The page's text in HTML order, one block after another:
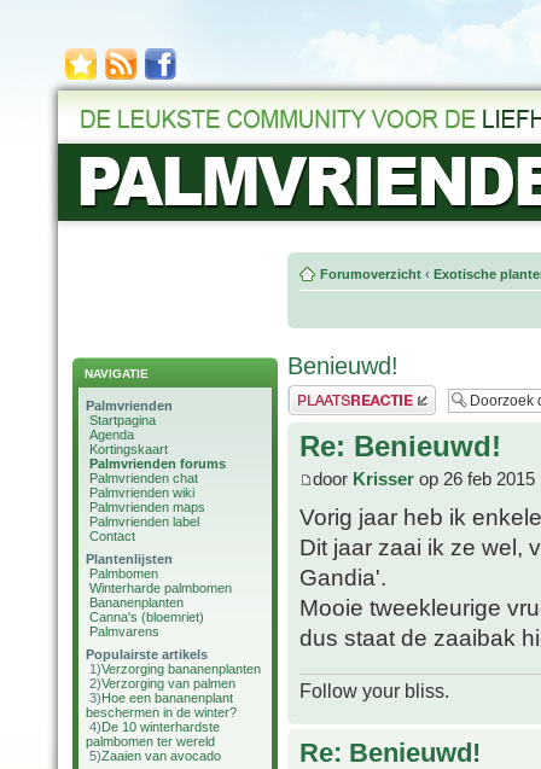
NAVIGATIE
Palmvrienden
Startpagina
Agenda
Kortingskaart
Palmvrienden forums
Palmvrienden chat
Palmvrienden wiki
Palmvrienden maps
Palmvrienden label
Contact
Plantenlijsten
Palmbomen
Winterharde palmbomen
Bananenplanten
Canna's (bloemriet)
Palmvarens
Populairste artikels
1)Verzorging bananenplanten
2)Verzorging van palmen
3)Hoe een bananenplant
beschermen in de winter?
4)De 10 winterhardste
palmbomen ter wereld
5)Zaaien van avocado
Forumoverzicht ‹ Exotische
Benieuwd!
Plaats een reactie
Re: Benieuwd!
door Krisser op 26 feb 2015
Vorig jaar heb ik
Dit jaar zaai ik ze wel,
Gandia'.
Mooie tweekleurige
dus staat de zaaibak
Follow your bliss.
Re: Benieuwd!